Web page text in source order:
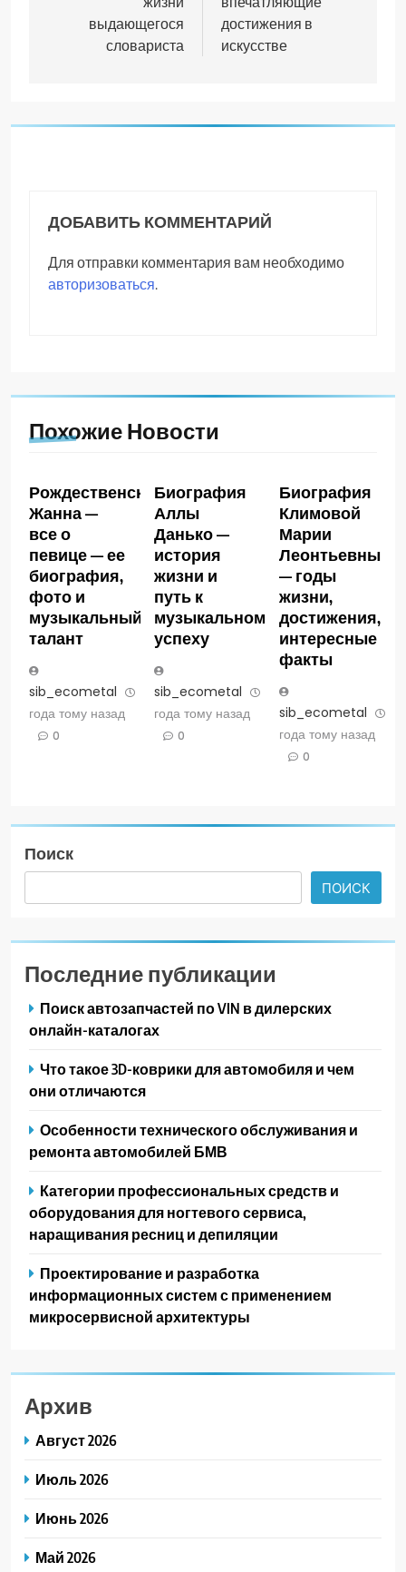
выдающегося
словариста
достижения в
искусстве
ДОБАВИТЬ КОММЕНТАРИЙ
Для отправки комментария вам необходимо
авторизоваться.
Похожие Новости
Рождественская
Жанна —
все о
певице — ее
биография,
фото и
музыкальный
талант
sib_ecometal
года тому назад
0
Биография
Аллы
Данько —
история
жизни и
путь к
музыкальному
успеху
sib_ecometal
года тому назад
0
Биография
Климовой
Марии
Леонтьевны
— годы
жизни,
достижения,
интересные
факты
sib_ecometal
года тому назад
0
Поиск
ПОИСК
Последние публикации
Поиск автозапчастей по VIN в дилерских
онлайн-каталогах
Что такое 3D-коврики для автомобиля и чем
они отличаются
Особенности технического обслуживания и
ремонта автомобилей БМВ
Категории профессиональных средств и
оборудования для ногтевого сервиса,
наращивания ресниц и депиляции
Проектирование и разработка
информационных систем с применением
микросервисной архитектуры
Архив
Август 2026
Июль 2026
Июнь 2026
Май 2026